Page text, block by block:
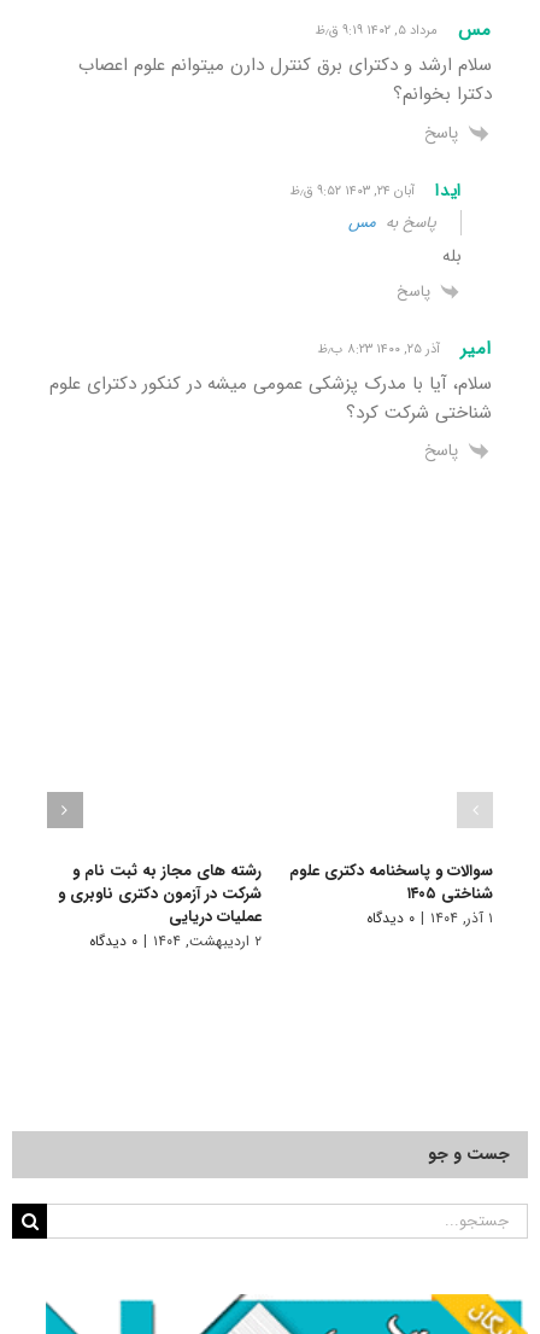
مس مرداد ۵, ۱۴۰۲ ۹:۱۹ ق٫ظ
سلام ارشد و دکترای برق کنترل دارن میتوانم علوم اعصاب
دکترا بخوانم؟
پاسخ
ایدا آبان ۲۴, ۱۴۰۳ ۹:۵۲ ق٫ظ
پاسخ به مس
بله
پاسخ
امیر آذر ۲۵, ۱۴۰۰ ۸:۲۳ ب٫ظ
سلام، آیا با مدرک پزشکی عمومی میشه در کنکور دکترای علوم
شناختی شرکت کرد؟
پاسخ
سوالات و پاسخنامه دکتری علوم
شناختی ۱۴۰۵
۱ آذر, ۱۴۰۴ | ۰ دیدگاه
رشته های مجاز به ثبت نام و
شرکت در آزمون دکتری ناوبری و
عملیات دریایی
۲ اردیبهشت, ۱۴۰۴ | ۰ دیدگاه
جست و جو
جستجو